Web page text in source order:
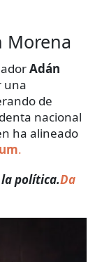
Morena
Adán
una
de
nacional
ha alineado
.
política.Da